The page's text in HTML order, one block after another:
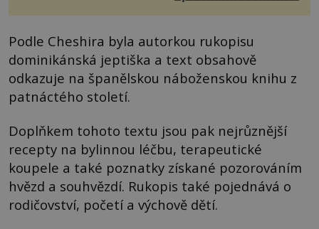
Podle Cheshira byla autorkou rukopisu
dominikánská jeptiška a text obsahově
odkazuje na španělskou náboženskou knihu z
patnáctého století.
Doplňkem tohoto textu jsou pak nejrůznější
recepty na bylinnou léčbu, terapeutické
koupele a také poznatky získané pozorováním
hvězd a souhvězdí. Rukopis také pojednává o
rodičovství, početí a výchově dětí.